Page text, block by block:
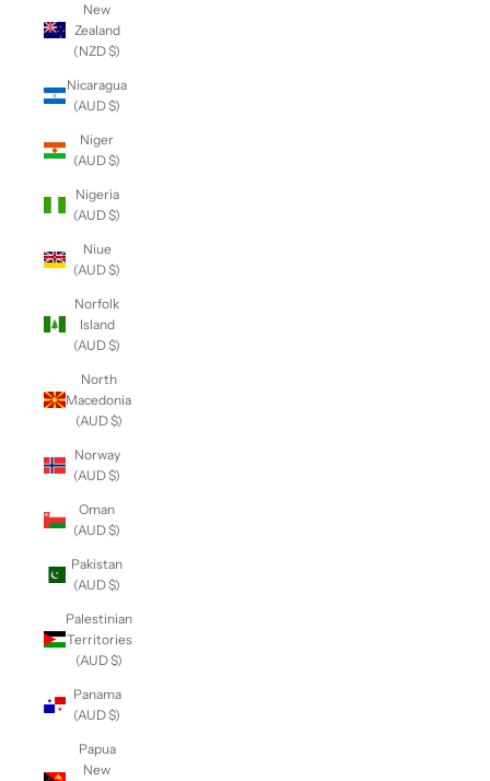
New
Zealand
(NZD $)
Nicaragua
(AUD $)
Niger
(AUD $)
Nigeria
(AUD $)
Niue
(AUD $)
Norfolk
Island
(AUD $)
North
Macedonia
(AUD $)
Norway
(AUD $)
Oman
(AUD $)
Pakistan
(AUD $)
Palestinian
Territories
(AUD $)
Panama
(AUD $)
Papua
New